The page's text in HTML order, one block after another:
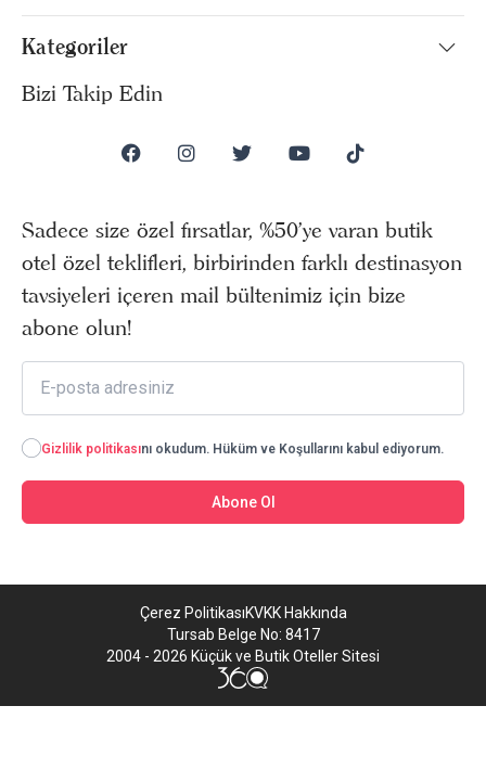
Kategoriler
Bizi Takip Edin
Sadece size özel fırsatlar, %50’ye varan butik
otel özel teklifleri, birbirinden farklı destinasyon
tavsiyeleri içeren mail bültenimiz için bize
abone olun!
Gizlilik politikasını okudum. Hüküm ve Koşullarını kabul ediyorum.
Abone Ol
2004 - 2026 Küçük ve Butik Oteller Sitesi
Tursab Belge No: 8417
Çerez PolitikasıKVKK Hakkında